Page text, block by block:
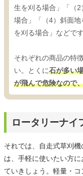
生を刈る場合」「（
場合」「（4）斜面
を刈る場合」などです
それぞれの商品の特
い。とくに石が多い
が飛んで危険なので
ロータリーナイ
それでは、自走式草刈
は、手軽に使いたい方
ていきしょう。軽量・